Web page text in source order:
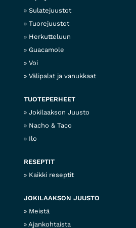
Sulatejuustot
Tuorejuustot
Herkutteluun
Guacamole
Voi
Välipalat ja vanukkaat
TUOTEPERHEET
Jokilaakson Juusto
Nacho & Taco
Ilo
RESEPTIT
Kaikki reseptit
JOKILAAKSON JUUSTO
Meistä
Ajankohtaista